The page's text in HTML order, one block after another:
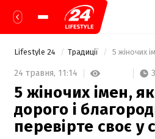
Lifestyle 24 Традиції
24 травня, 11:14
5 жіночих імен,
дорого і
перевірте своє у